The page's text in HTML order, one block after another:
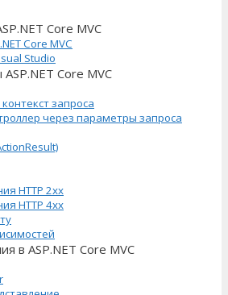
Core MVC
Core MVC
Studio
Core MVC
запроса
через параметры запроса
HTTP 2xx
HTTP 4xx
в ASP.NET Core MVC